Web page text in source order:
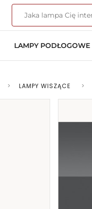
LAMPY PODŁOGOWE
> LAMPY WISZĄCE >